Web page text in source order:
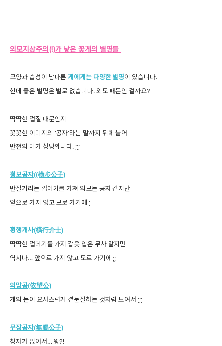
외모지상주의(!)가 낳은 꽃게의 별명들
모양과 습성이 남다른 게에게는 다양한 별명이 있습니다.
헌데 좋은 별명은 별로 없습니다. 외모 때문인 걸까요?
딱딱한 껍질 때문인지
꼿꼿한 이미지의 ‘공자’라는 말까지 뒤에 붙어
반전의 미가 상당합니다. ;;;
횡보공자((橫步公子)
반질거리는 껍데기를 가져 외모는 공자 같지만
앞으로 가지 않고 모로 가기에 ;
횡행개사(橫行介士)
딱딱한 껍데기를 가져 갑옷 입은 무사 같지만
역시나… 앞으로 가지 않고 모로 가기에 ;;
의망공(依望公)
게의 눈이 요사스럽게 곁눈질하는 것처럼 보여서 ;;;
무장공자(無腸公子)
창자가 없어서… 읭?!